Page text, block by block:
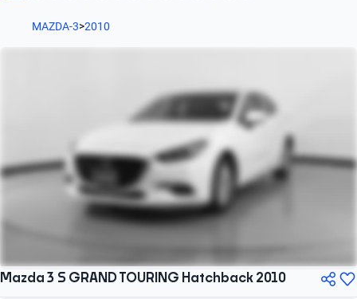
MAZDA-3>2010
Mazda 3 S GRAND TOURING Hatchback 2010